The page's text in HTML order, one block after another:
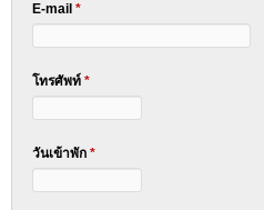
E-mail *
โทรศัพท์ *
วันเข้าพัก *